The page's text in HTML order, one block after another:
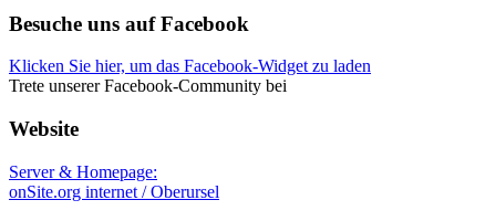
Besuche uns auf Facebook
Klicken Sie hier, um das Facebook-Widget zu laden
Trete unserer Facebook-Community bei
Website
Server & Homepage:
onSite.org internet / Oberursel